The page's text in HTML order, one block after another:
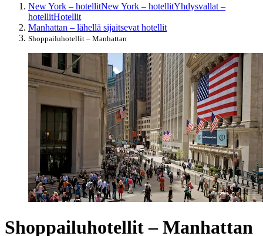
New York – hotellitNew York – hotellitYhdysvallat –
hotellitHotellit
Manhattan – lähellä sijaitsevat hotellit
Shoppailuhotellit – Manhattan
Shoppailuhotellit – Manhattan